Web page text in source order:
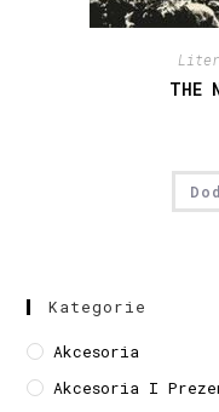
THE
Kategorie
Akcesoria
Akcesoria I